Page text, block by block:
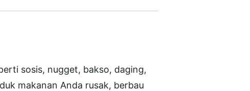
sosis, nugget, bakso, daging,
makanan Anda rusak, berbau